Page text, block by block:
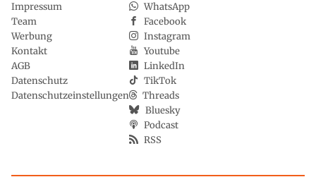
Impressum
Team
Werbung
Kontakt
AGB
Datenschutz
Datenschutzeinstellungen
WhatsApp
Facebook
Instagram
Youtube
LinkedIn
TikTok
Threads
Bluesky
Podcast
RSS